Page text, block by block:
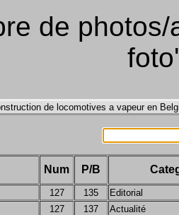
de
Num P/B
127 135
Editorial
127 137
Actualité